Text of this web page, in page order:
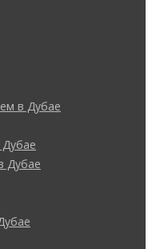
в Дубае
Дубае